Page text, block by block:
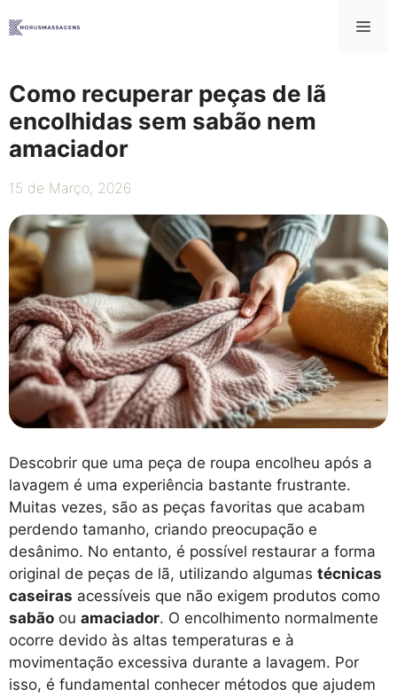
para
Como recuperar peças de lã
encolhidas sem sabão nem
amaciador
15 de Março, 2026
Descobrir que uma peça de roupa encolheu após a
lavagem é uma experiência bastante frustrante.
Muitas vezes, são as peças favoritas que acabam
perdendo tamanho, criando preocupação e
desânimo. No entanto, é possível restaurar a forma
original de peças de lã, utilizando algumas técnicas
caseiras acessíveis que não exigem produtos como
sabão ou amaciador. O encolhimento normalmente
ocorre devido às altas temperaturas e à
movimentação excessiva durante a lavagem. Por
isso, é fundamental conhecer métodos que ajudem